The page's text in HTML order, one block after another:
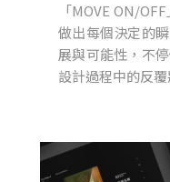
「MOVE ON/
做出每個決定的
展與可能性，不
設計過程中的反覆